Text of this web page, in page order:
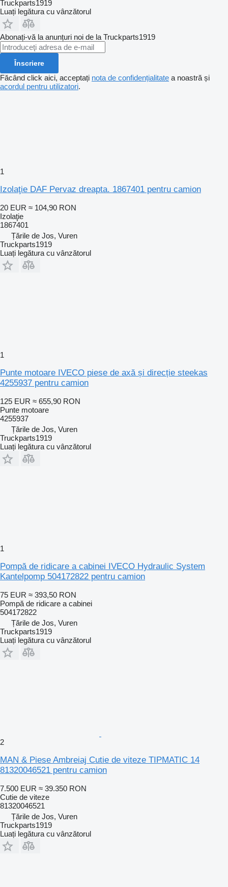
Truckparts1919
Luați legătura cu vânzătorul
Abonați-vă la anunțuri noi de la Truckparts1919
Înscriere
Făcând click aici, acceptați nota de confidențialitate a noastră și
acordul pentru utilizatori.
1
Izolaţie DAF Pervaz dreapta. 1867401 pentru camion
20 EUR ≈ 104,90 RON
Izolaţie
1867401
Țările de Jos, Vuren
Truckparts1919
Luați legătura cu vânzătorul
1
Punte motoare IVECO piese de axă și direcție steekas
4255937 pentru camion
125 EUR ≈ 655,90 RON
Punte motoare
4255937
Țările de Jos, Vuren
Truckparts1919
Luați legătura cu vânzătorul
1
Pompă de ridicare a cabinei IVECO Hydraulic System
Kantelpomp 504172822 pentru camion
75 EUR ≈ 393,50 RON
Pompă de ridicare a cabinei
504172822
Țările de Jos, Vuren
Truckparts1919
Luați legătura cu vânzătorul
2
MAN & Piese Ambreiaj Cutie de viteze TIPMATIC 14
81320046521 pentru camion
7.500 EUR ≈ 39.350 RON
Cutie de viteze
81320046521
Țările de Jos, Vuren
Truckparts1919
Luați legătura cu vânzătorul